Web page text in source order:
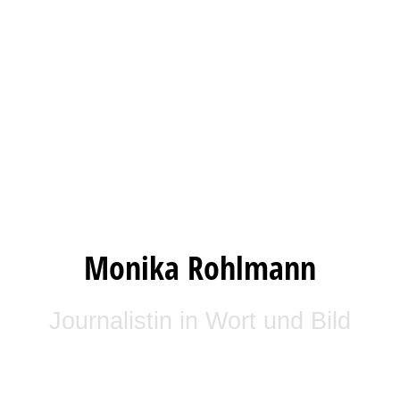
Monika Rohlmann
Journalistin in Wort und Bild